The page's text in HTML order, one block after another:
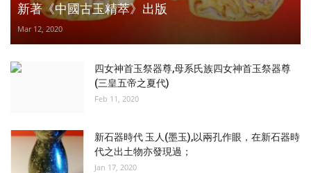
新著《中國古玉精萃》出版
Mar 12, 2020
四女神首玉祭器尊,母系氏族四女神首玉祭器尊
(三皇五帝之夏代)
Feb 11, 2020
新石器時代 玉人(墨玉),以兩孔作眼，在新石器時
代之出土物亦發現過；
Jan 17, 2020